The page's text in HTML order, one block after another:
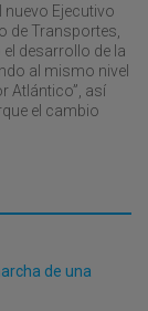
nuevo Ejecutivo
de Transportes,
desarrollo de la
al mismo nivel
Atlántico”, así
el cambio
de una